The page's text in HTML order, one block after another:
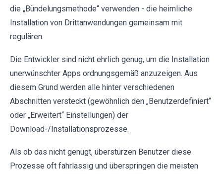
die „Bündelungsmethode“ verwenden - die heimliche
Installation von Drittanwendungen gemeinsam mit
regulären.
Die Entwickler sind nicht ehrlich genug, um die Installation
unerwünschter Apps ordnungsgemäß anzuzeigen. Aus
diesem Grund werden alle hinter verschiedenen
Abschnitten versteckt (gewöhnlich den „Benutzerdefiniert“
oder „Erweitert“ Einstellungen) der
Download-/Installationsprozesse.
Als ob das nicht genügt, überstürzen Benutzer diese
Prozesse oft fahrlässig und überspringen die meisten